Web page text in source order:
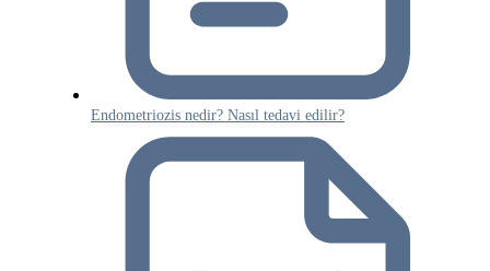
Endometriozis nedir? Nasıl tedavi edilir?